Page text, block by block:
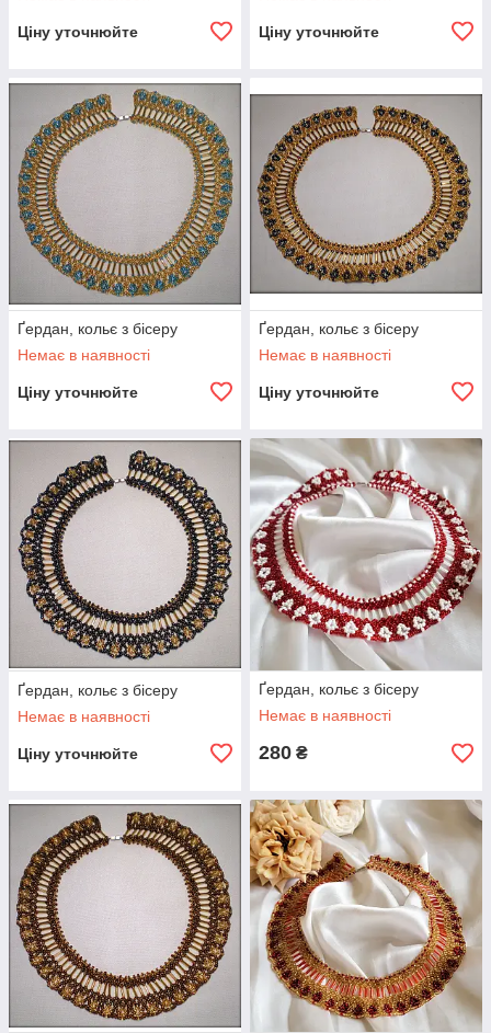
Ціну уточнюйте Ціну уточнюйте
Ґердан, кольє з бісеру
Немає в наявності
Ціну уточнюйте
Ґердан, кольє з бісеру
Немає в наявності
Ціну уточнюйте
Ґердан, кольє з бісеру
Немає в наявності
Ціну уточнюйте
Ґердан, кольє з бісеру
Немає в наявності
280 ₴